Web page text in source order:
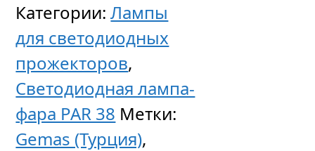
Категории:Лампы
для светодиодных
прожекторов,
Светодиодная лампа-
фара PAR 38 Метки:
Gemas (Турция),